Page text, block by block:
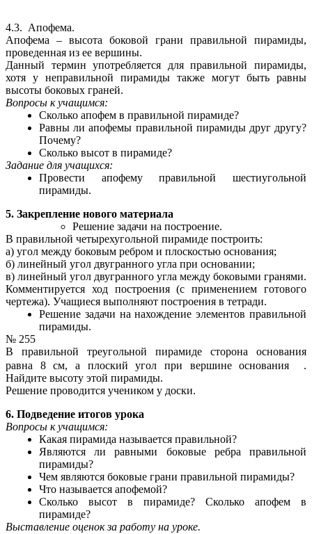
4.3. Апофема.
Апофема – высота боковой грани правильной пирамиды,
проведенная из ее вершины.
Данный термин употребляется для правильной пирамиды,
хотя у неправильной пирамиды также могут быть равны
высоты боковых граней.
Вопросы к учащимся:
Сколько апофем в правильной пирамиде?
Равны ли апофемы правильной пирамиды друг другу?
Почему?
Сколько высот в пирамиде?
Задание для учащихся:
Провести апофему правильной шестиугольной
пирамиды.
5. Закрепление нового материала
Решение задачи на построение.
В правильной четырехугольной пирамиде построить:
а) угол между боковым ребром и плоскостью основания;
б) линейный угол двугранного угла при основании;
в) линейный угол двугранного угла между боковыми гранями.
Комментируется ход построения (с применением готового
чертежа). Учащиеся выполняют построения в тетради.
Решение задачи на нахождение элементов правильной
пирамиды.
№ 255
В правильной треугольной пирамиде сторона основания
равна 8 см, а плоский угол при вершине основания
.
Найдите высоту этой пирамиды.
Решение проводится учеником у доски.
6. Подведение итогов урока
Вопросы к учащимся:
Какая пирамида называется правильной?
Являются ли равными боковые ребра правильной
пирамиды?
Чем являются боковые грани правильной пирамиды?
Что называется апофемой?
Сколько высот в пирамиде? Сколько апофем в
пирамиде?
Выставление оценок за работу на уроке.